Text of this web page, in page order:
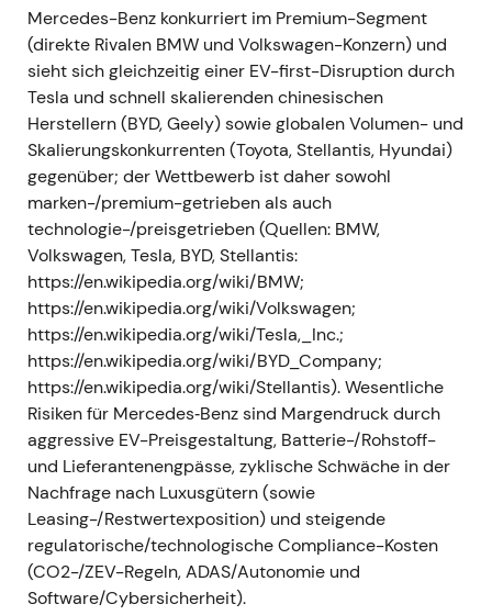
und Daimler Truck nahm im Dezember 2021 den
eigenständigen Börsenbetrieb auf[3],[7]. - Mit der
Trennung vom Nutzfahrzeuggeschäft positionierte
sich Mercedes-Benz als reines Luxus- und
Pkw/Van-Unternehmen; am Tag der Abspaltung
notierte die Mercedes-Aktie auf einem
Mehrjahreshoch, bevor sie sich wieder
zurückbildete[1],[3]. - Technisch: Kursspitze zum
Zeitpunkt der Abspaltung auf Mehrjahreshoch,
gefolgt von einem moderaten Rücksetzer und
einsetzender Konsolidierung.
1. Februar 2022 — Daimler wird offiziell zur
Mercedes-Benz Group AG
- Die Daimler AG wurde offiziell in Mercedes-Benz
Group AG umbenannt; damit war die strategische
Neuausrichtung auf Pkw und Vans formal
abgeschlossen[4],[3]. - Die Umbenennung
unterstrich die „Pure-Play"-Luxusauto-
Positionierung und schuf konzernstrategische
Klarheit; Investoren betrachteten die Gruppe fortan
als das zentrale Kapitalallokationsvehikel für die
Mercedes-Benz konkurriert im Premium-Segment
(direkte Rivalen BMW und Volkswagen-Konzern) und
sieht sich gleichzeitig einer EV-first-Disruption durch
Tesla und schnell skalierenden chinesischen
Herstellern (BYD, Geely) sowie globalen Volumen- und
Skalierungskonkurrenten (Toyota, Stellantis, Hyundai)
gegenüber; der Wettbewerb ist daher sowohl
marken-/premium-getrieben als auch
technologie-/preisgetrieben (Quellen: BMW,
Volkswagen, Tesla, BYD, Stellantis:
https://en.wikipedia.org/wiki/BMW;
https://en.wikipedia.org/wiki/Volkswagen;
https://en.wikipedia.org/wiki/Tesla,_Inc.;
https://en.wikipedia.org/wiki/BYD_Company;
https://en.wikipedia.org/wiki/Stellantis). Wesentliche
Risiken für Mercedes‑Benz sind Margendruck durch
aggressive EV-Preisgestaltung, Batterie-/Rohstoff-
und Lieferantenengpässe, zyklische Schwäche in der
Nachfrage nach Luxusgütern (sowie
Leasing-/Restwertexposition) und steigende
regulatorische/technologische Compliance-Kosten
(CO2-/ZEV-Regeln, ADAS/Autonomie und
Software/Cybersicherheit).